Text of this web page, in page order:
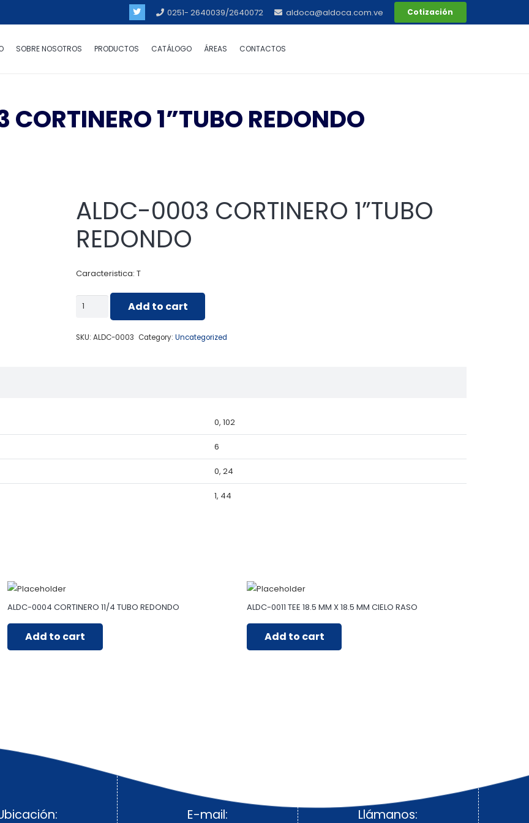
0251- 2640039/2640072 aldoca@aldoca.com.ve Cotización
SOBRE NOSOTROS PRODUCTOS CATÁLOGO ÁREAS CONTACTOS
1”TUBO REDONDO
ALDC-0003 CORTINERO 1”TUBO
REDONDO
Caracteristica: T
ALDC-
CORTINERO
Add to cart
SKU: ALDC-0003 Category: Uncategorized
0, 102
6
0, 24
1, 44
ALDC-0004 CORTINERO 11/4 TUBO REDONDO
Add to cart
ALDC-0011 TEE 18.5 MM X 18.5 MM CIELO RASO
Add to cart
E-mail: Llámanos: